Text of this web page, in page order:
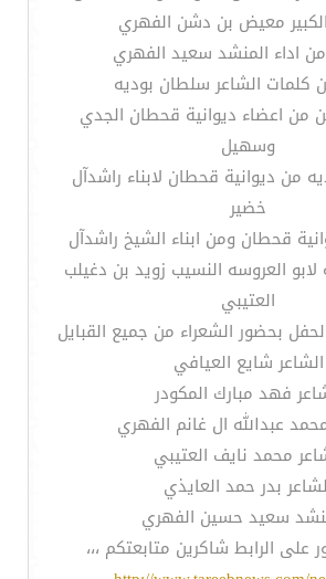
معيض بن دشن الفهري
اداء المنشد سعيد الفهري
كلمات الشاعر سلطان بوديه
من اعضاء ديوانية قحطان الجدي
وسهيل
من ديوانية قحطان لابناء راشدآل
خضير
قحطان ومن ابناء الشيخ راشدآل
العروسه النسيب زويد بن دغيلب
العتيبي
بحضور الشعراء من جميع القبايل
الشاعر شايع العيافي
فهد مبارك المكودر
عبدالله ال غانم الفهري
محمد نايف العتيبي
بدر حمد العايذي
سعيد حسين الفهري
على الرابط شاكرين متابعتكم ،،،